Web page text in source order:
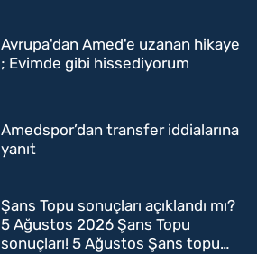
Avrupa'dan Amed'e uzanan hikaye
; Evimde gibi hissediyorum
Amedspor’dan transfer iddialarına
yanıt
Şans Topu sonuçları açıklandı mı?
5 Ağustos 2026 Şans Topu
sonuçları! 5 Ağustos Şans topu